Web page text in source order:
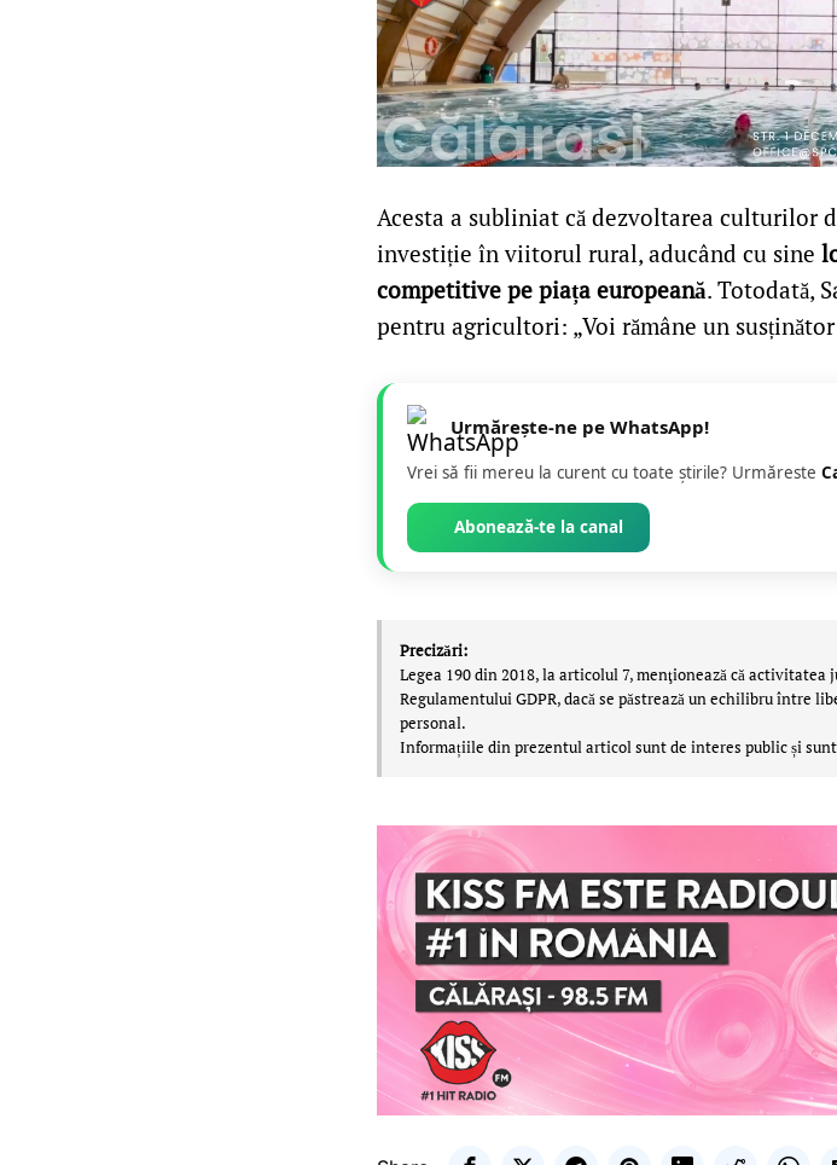
Acesta a subliniat că dezvoltarea culturilor
investiție în viitorul rural, aducând cu sine
competitive pe piața europeană. Totodată,
pentru agricultori: „Voi rămâne un
Urmărește-ne pe WhatsApp!
Vrei să fii mereu la curent cu toate știrile? Urmăreste
Abonează-te la canal
Precizări:
Legea 190 din 2018, la articolul 7, menţionează că
Regulamentului GDPR, dacă se păstrează un echilibru între
personal.
Informațiile din prezentul articol sunt de interes public și